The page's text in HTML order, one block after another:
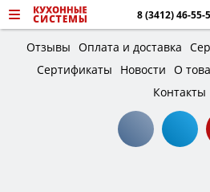
8 (3412) 46-55-
Отзывы Оплата и доставка
Сертификаты
Новости О
Контакты